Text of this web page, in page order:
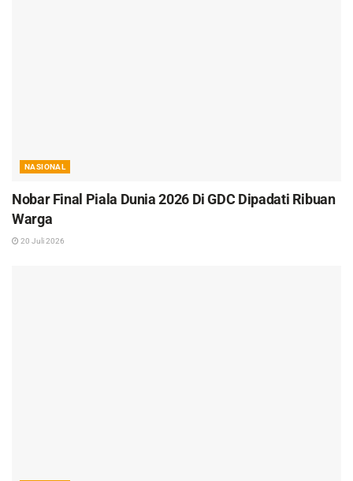
NASIONAL
Nobar Final Piala Dunia 2026 Di GDC Dipadati Ribuan
Warga
20 Juli 2026